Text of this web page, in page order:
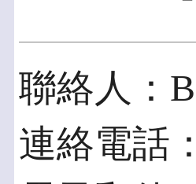
聯絡人：
連絡電話